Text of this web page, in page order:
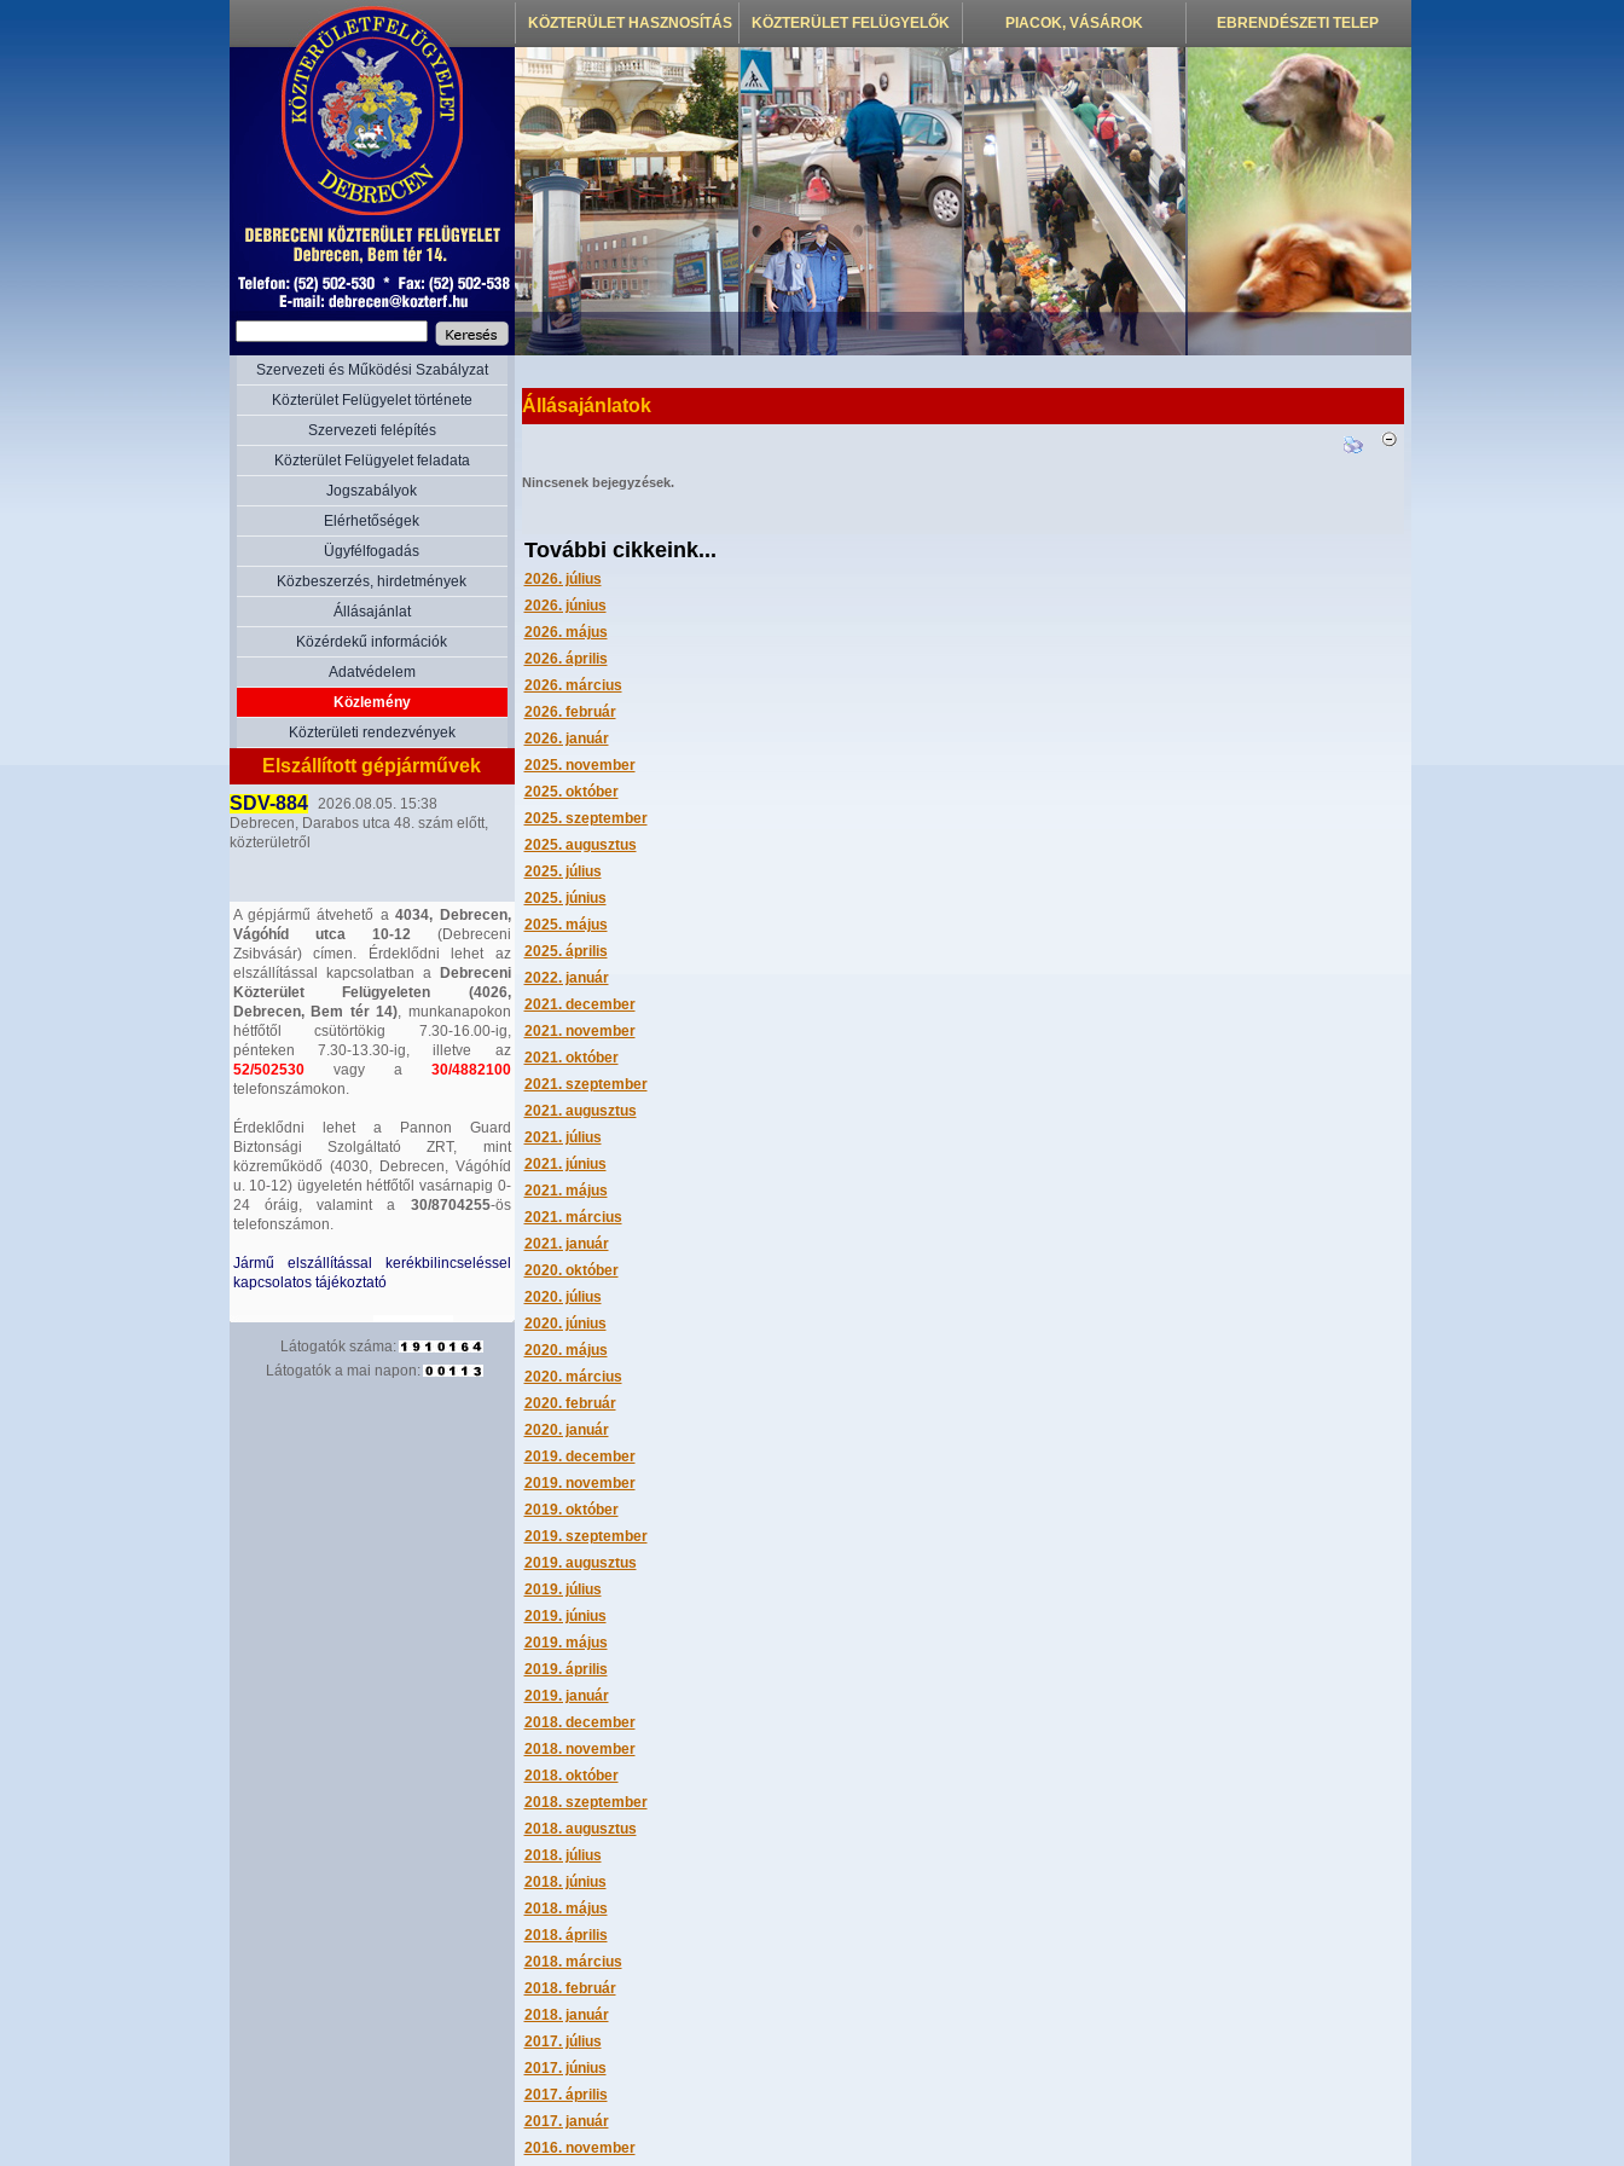
KÖZTERÜLET HASZNOSÍTÁS KÖZTERÜLET FELÜGYELŐK PIACOK, VÁSÁROK EBRENDÉSZETI TELEP
Szervezeti és Működési Szabályzat
Közterület Felügyelet története
Szervezeti felépítés
Közterület Felügyelet feladata
Jogszabályok
Elérhetőségek
Ügyfélfogadás
Közbeszerzés, hirdetmények
Állásajánlat
Közérdekű információk
Adatvédelem
Közlemény
Közterületi rendezvények
Elszállított gépjárművek
SDV-884
2026.08.05. 15:38
Debrecen, Darabos utca 48. szám előtt,
közterületről
A gépjármű átvehető a4034, Debrecen,
Vágóhíd utca 10-12(Debreceni
Zsibvásár) címen. Érdeklődni lehet az
elszállítással kapcsolatban a
Debreceni
Közterület Felügyeleten (4026,
Debrecen, Bem tér 14), munkanapokon
hétfőtől csütörtökig 7.30-16.00-ig,
pénteken 7.30-13.30-ig, illetve az
52/502530vagy a 30/4882100
telefonszámokon.
Érdeklődni lehet a Pannon Guard
Biztonsági Szolgáltató ZRT, mint
közreműködő (4030, Debrecen, Vágóhíd
u. 10-12) ügyeletén hétfőtől vasárnapig 0-
24 óráig, valamint a 30/8704255-ös
telefonszámon.
Jármű elszállítással kerékbilincseléssel
kapcsolatos tájékoztató
Látogatók száma:
Látogatók a mai napon:
Állásajánlatok
Nincsenek bejegyzések.
További cikkeink...
2026. július
2026. június
2026. május
2026. április
2026. március
2026. február
2026. január
2025. november
2025. október
2025. szeptember
2025. augusztus
2025. július
2025. június
2025. május
2025. április
2022. január
2021. december
2021. november
2021. október
2021. szeptember
2021. augusztus
2021. július
2021. június
2021. május
2021. március
2021. január
2020. október
2020. július
2020. június
2020. május
2020. március
2020. február
2020. január
2019. december
2019. november
2019. október
2019. szeptember
2019. augusztus
2019. július
2019. június
2019. május
2019. április
2019. január
2018. december
2018. november
2018. október
2018. szeptember
2018. augusztus
2018. július
2018. június
2018. május
2018. április
2018. március
2018. február
2018. január
2017. július
2017. június
2017. április
2017. január
2016. november